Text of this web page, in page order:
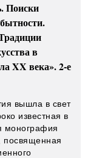
Поиски
в
XX века». 2-е
вышла в свет
известная в
монография
посвященная